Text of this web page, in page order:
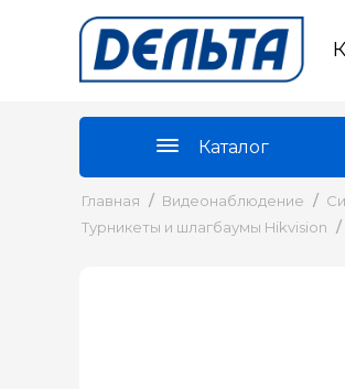
Каталог
Главная / Видеонаблюдение /
Турникеты и шлагбаумы Hikvision /